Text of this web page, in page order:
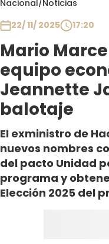
Nacional/Noticias
22/ 11/ 2025
17:20
Mario
equipo
Jeannette
balotaje
El exministro de
nuevos nombres
del pacto Unidad
programa y
Elección 2025 del
Club De La
Contigo en
Plan Perfecto
El Tiempo
Sabingo
Todos Los